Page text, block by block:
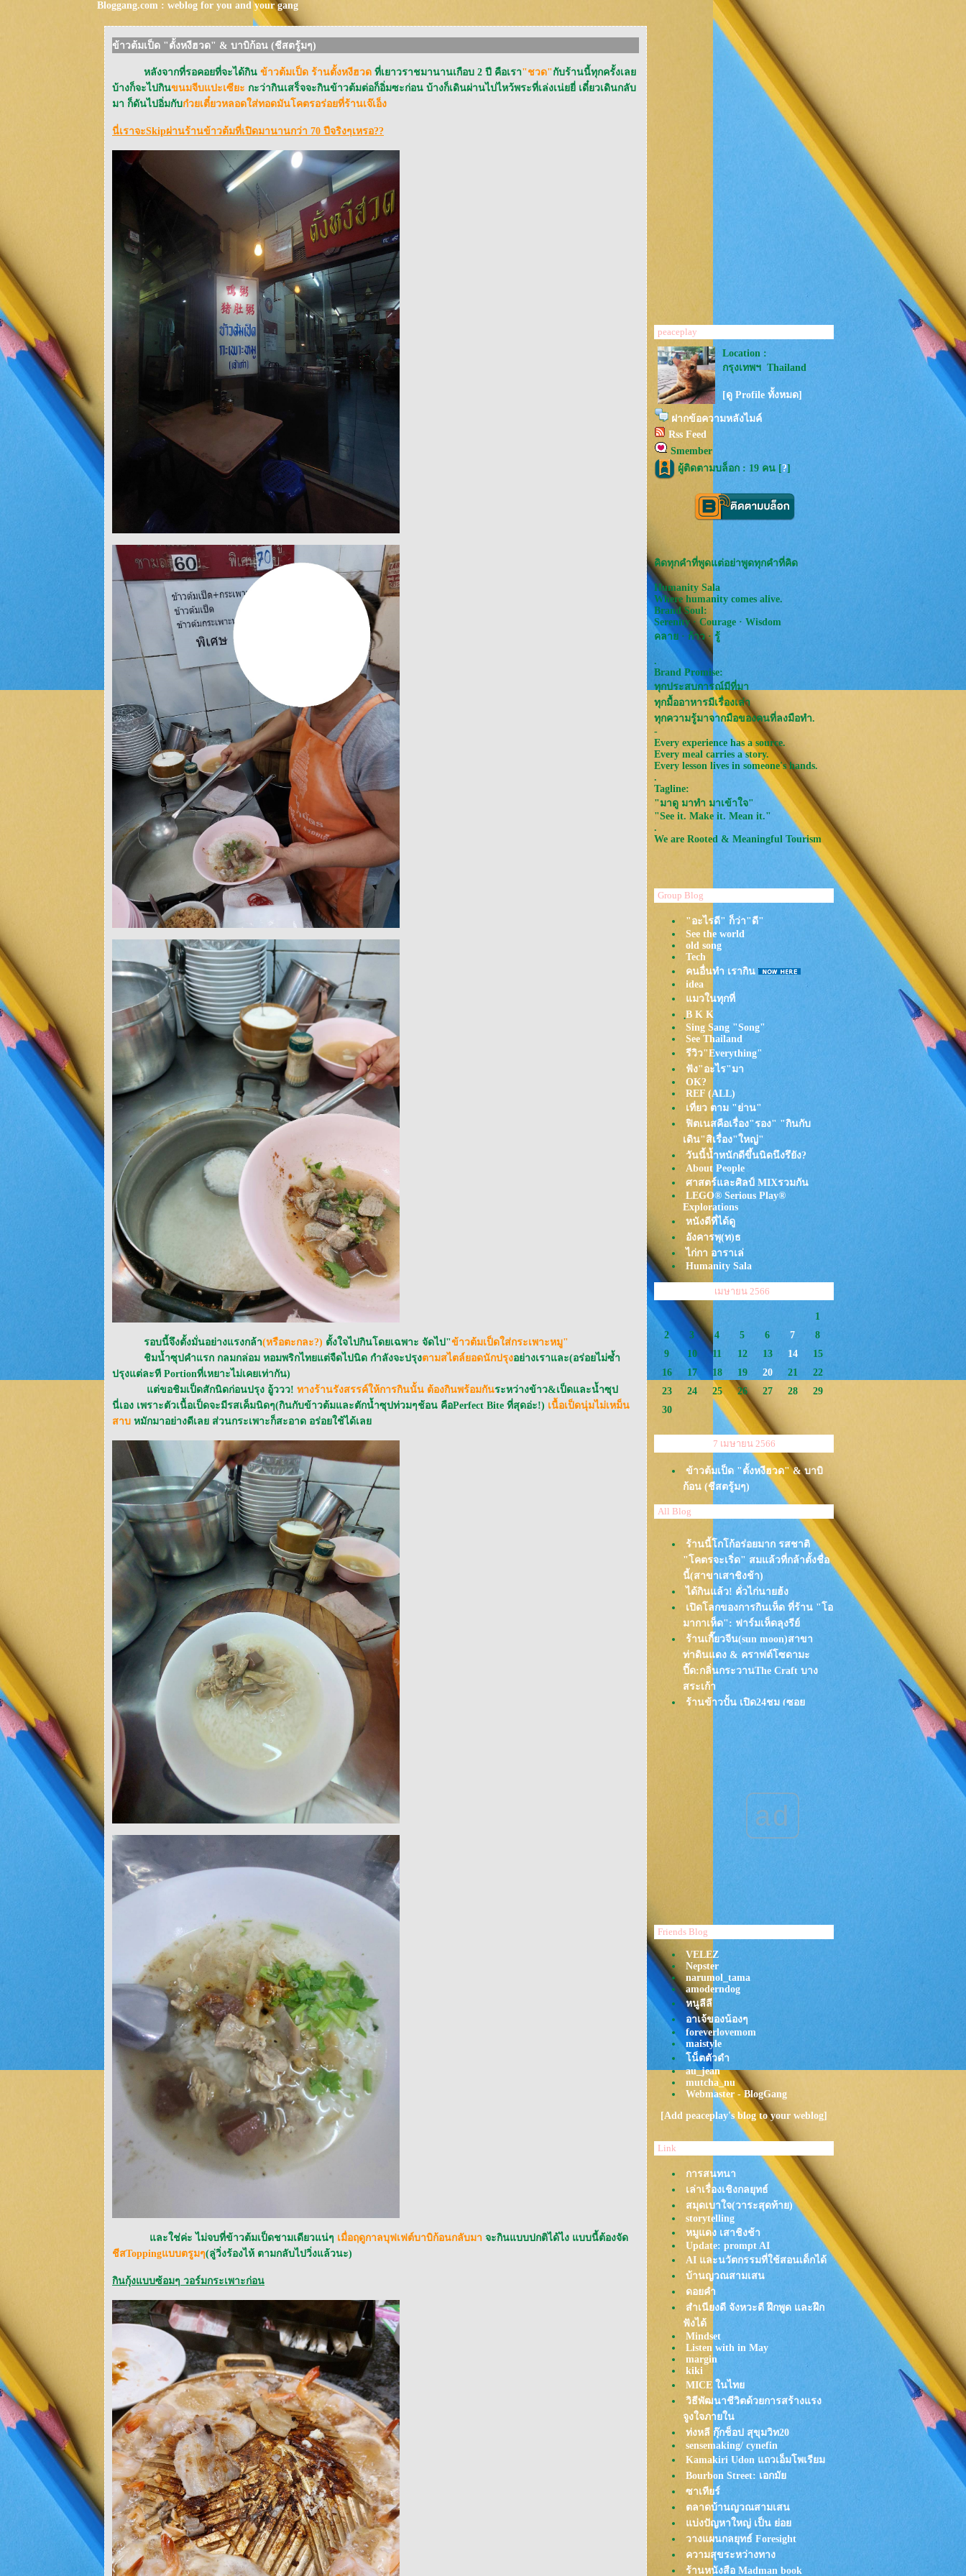
Bloggang.com : weblog for you and your gang
ข้าวต้มเป็ด "ตั้งหงีฮวด" & บาบิก้อน (ชีสตรู้มๆ)
หลังจากที่รอคอยที่จะได้กิน ข้าวต้มเป็ด ร้านตั้งหงีฮวด ที่เยาวราชมานานเกือบ 2 ปี คือเรา"ชวด"กับร้านนี้ทุกครั้งเล
บ้างก็จะไปกินขนมจีบแปะเซียะ กะว่ากินเสร็จจะกินข้าวต้มต่อก็อิ่มซะก่อน บ้างก็เดินผ่านไปไหว้พระที่เล่งเน่ยยี่ เดี๋ยวเดินกลับ
มา ก็ดันไปอิ่มกับก๋วยเตี๋ยวหลอดใส่ทอดมันโคตรอร่อยที่ร้านเจ๊เอ็ง
นี่เราจะSkipผ่านร้านข้าวต้มที่เปิดมานานกว่า 70 ปีจริงๆเหรอ??
รอบนี้จึงตั้งมั่นอย่างแรงกล้า(หรือตะกละ?) ตั้งใจไปกินโดยเฉพาะ จัดไป"ข้าวต้มเป็ดใส่กระเพาะหมู"
ชิมน้ำซุปคำแรก กลมกล่อม หอมพริกไทยแต่จืดไปนิด กำลังจะปรุงตามสไตล์ยอดนักปรุงอย่างเราและ(อร่อยไม่ซ้ำ
ปรุงแต่ละที Portionที่เหยาะไม่เคยเท่ากัน)
ต่ขอชิมเป็ดสักนิดก่อนปรุง อู้ววว! ทางร้านรังสรรค์ให้การกินนั้น ต้องกินพร้อมกันระหว่างข้าว&เป็ดและน้ำซุป
นี่เอง เพราะตัวเนื้อเป็ดจะมีรสเค็มนิดๆ(กินกับข้าวต้มและตักน้ำซุปท่วมๆช้อน คือPerfect Bite ที่สุดอ่ะ!) เนื้อเป็ดนุ่มไม่เหม็น
สาบ หมักมาอย่างดีเลย ส่วนกระเพาะก็สะอาด อร่อยใช้ได้เล
ละใช่ค่ะ ไม่จบที่ข้าวต้มเป็ดชามเดียวแน่ๆ เมื่อฤดูกาลบุฟเฟต์บาบิก้อนกลับมา จะกินแบบปกติได้ไง แบบนี้ต้องจัด
ชีสToppingแบบตรูมๆ(ลู่วิ่งร้องไห้ ตามกลับไปวิ่งแล้วนะ)
กินกุ้งแบบซ้อมๆ วอร์มกระเพาะก่อน
peaceplay
Location :
กรุงเทพฯ Thailand
[ดู Profile ทั้งหมด]
ฝากข้อความหลังไมค์
Rss Feed
Smember
ผู้ติดตามบล็อก : 19 คน [?]
คิดทุกคำที่พูดแต่อย่าพูดทุกคำที่คิด
Humanity Sala
Where humanity comes alive.
Brand Soul:
Serenity · Courage · Wisdom
คลาย · ก้าว · รู้
.
Brand Promise:
ทุกประสบการณ์มีที่มา
ทุกมื้ออาหารมีเรื่องเล่า
ทุกความรู้มาจากมือของคนที่ลงมือทำ.
-
Every experience has a source.
Every meal carries a story.
Every lesson lives in someone's hands.
.
Tagline:
"มาดู มาทำ มาเข้าใจ"
"See it. Make it. Mean it."
.
We are Rooted & Meaningful Tourism
Group Blog
"อะไรดี" ก็ว่า"ดี"
See the world
old song
Tech
คนอื่นทำ เรากิน
idea
มวในทุกที่
ฺB K K
Sing Sang "Song"
See Thailand
รีวิว"Everything"
ฟัง"อะไร"มา
OK?
REF (ALL)
เที่ยว ตาม "ย่าน"
ฟิตเนสคือเรื่อง"รอง" "กินกับ
เดิน"สิเรื่อง"ใหญ่"
วันนี้น้ำหนักดีขึ้นนิดนึงรึยัง?
About People
ศาสตร์และศิลป์ MIXรวมกัน
LEGO® Serious Play®
Explorations
หนังดีที่ได้ดู
อังคารพุ(ท)ธ
ไก่กา อาราเล่
Humanity Sala
เมษายน 2566
1
2
3 4 5 6 7
8
9
10 11 12 13 14
15
16
17 18 19 20 21
22
23
24 25 26 27 28
29
30
7 เมษายน 2566
ข้าวต้มเป็ด "ตั้งหงีฮวด" & บาบิ
ก้อน (ชีสตรู้มๆ)
All Blog
ร้านนี้โกโก้อร่อยมาก รสชาติ
"โคตรจะเริ่ด" สมแล้วที่กล้าตั้งชื่อ
นี้(สาขาเสาชิงช้า)
ได้กินแล้ว! คั่วไก่นายฮ้ง
เปิดโลกของการกินเห็ด ที่ร้าน "โอ
มากาเห็ด": ฟาร์มเห็ดลุงรีย์
ร้านเกี๊ยวจีน(sun moon)สาขา
ท่าดินแดง & คราฟต์โซดามะ
ปี๊ด:กลิ่นกระวานThe Craft บาง
สระเก้า
ร้านข้าวปั้น เปิด24ชม (ซอ
ชลินที่"พัทยา")
EAT อาหารพม่า ที่ร้านKalyana
อุไร ห่านพะโล้: กินกลางวัน อิ่มยัน
จะเปลี่ยนไป: ร้านข้าวมันไก่ไห
หน่ำหนั่ง
อาหาร"ไทใหญ่" ก็อร่อยเหมือนกัน
นะ
จะไปกิน"ขนมจีนไหหลำเจ๊วาเจ๊
หย่ง" แต่ได้เจอร้านในตำนานเพิ่ม
"คั่วไก่นายฮ้ง"
ถ้า "คุณเกิดมาเพื่อจะกิน" คุณ
เหมาะกับร้านนี้!!!"Kurathai
Shokudo"(เครื่องเคียงไม่อั้น)
Nagiya: อร่อยสิบ สิบ สิบ
จ๊กบรรทัดทองในตำนาน
(จรัสเมืองเจ้าเก่า)
ข้าวอบ”ปูวาตาริ”หม้อหิน ที่เพื่อน
กินทุุกอย่างจาก "ต้นตาลโตนด"
ที่"ชุมชนบ้านไร่กร่าง" , "ชุนชน
ถ้ำรงค์" , "สวนตาลลุงถนอม"
@เพชรบุรี
ช่ค่ะ! กินข้าวผัดอเมริกัน
ที่"เยาวราช"(เล่าซ่งเฮง)
ตุ๊บตั๊บเหล่าแปะ : ใช่จ่ะ!ต่อแถว 1
ชม.เพื่อกิน
Kobe Tonteki : คารวะในความ
อร่อยของหมูราดซอส
ตะลุยแพร่งนรา รอบ2
Ohachi Butadon หมูย่างเตาถ่าน ที่
ซ่อนตัวบนลิโด้ (สยาม)
กุยช่าย ตอกไข่ (ขอปันใจจาก
กุยช่าย ตลาดพลูแปปนึง)
ขนมฝรั่งกุฎีจีน สดๆอุ่นๆกรุ่นๆ
จาก"เตา"
Henryfry: ไก่ทอดในตำนาน รอ
คอยมานาน กว่าจะได้กิน
"ข้าวต้มกระดูกหมู" เยาวราช
Tonkatsu TOKU (ทงคัตสึ อร่อ
ขั้นสุด!)
เท๊กซัส สุกี้: ไม่อ้วนได้ไง อร่อ
ขนาดนี้!
ดับร้อน ย้อมใจ ด้วย ไอศครีม"ร้าน
อำนวย"
ที่สุดของ "ต้มเลือดหมู":
ad
Friends Blog
VELEZ
Nepster
narumol_tama
amoderndog
หนูลีลี
อาเจ้ของน้องๆ
foreverlovemom
maistyle
น็ตตัวดำ
au_jean
mutcha_nu
Webmaster - BlogGang
[Add peaceplay's blog to your weblog]
Link
การสนทนา
เล่าเรื่องเชิงกลยุทธ์
สมุดเบาใจ(วาระสุดท้าย)
storytelling
หมูแดง เสาชิงช้า
Update: prompt AI
AI และนวัตกรรมที่ใช้สอนเด็กได้
บ้านญวณสามเสน
ดอยคำ
สำเนียงดี จังหวะดี ฝึกพูด และฝึก
ฟังได้
Mindset
Listen with in May
margin
kiki
MICE ในไท
วิธีพัฒนาชีวิตด้วยการสร้างแรง
จูงใจภายใน
ท่งหลี กุ๊กช็อป สุขุมวิท20
sensemaking/ cynefin
Kamakiri Udon แถวเอ็มโพเรียม
Bourbon Street: เอกมั
ซาเทียร์
ตลาดบ้านญวณสามเสน
บ่งปัญหาใหญ่ เป็น ย่อ
วางแผนกลยุทธ์ Foresight
ความสุขระหว่างทาง
ร้านหนังสือ Madman book